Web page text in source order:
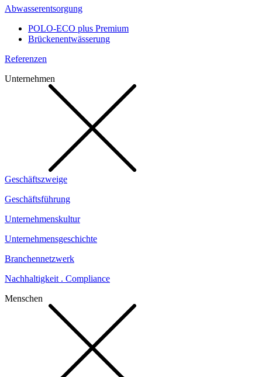
Abwasserentsorgung
POLO-ECO plus Premium
Brückenentwässerung
Referenzen
Unternehmen
Geschäftszweige
Geschäftsführung
Unternehmenskultur
Unternehmensgeschichte
Branchennetzwerk
Nachhaltigkeit . Compliance
Menschen